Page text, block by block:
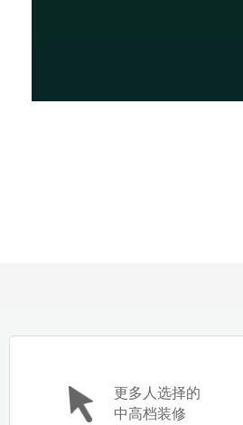
更多人选择的
中高档装修